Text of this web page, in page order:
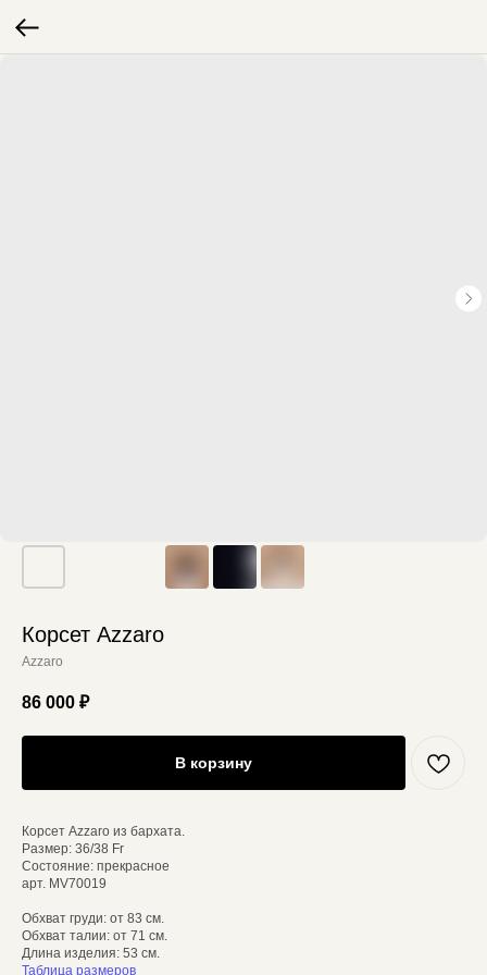
Корсет Azzaro
Azzaro
86 000 ₽
В корзину
Корсет Azzaro из бархата.
Размер: 36/38 Fr
Состояние: прекрасное
арт. MV70019
Обхват груди: от 83 см.
Обхват талии: от 71 см.
Длина изделия: 53 см.
Таблица размеров